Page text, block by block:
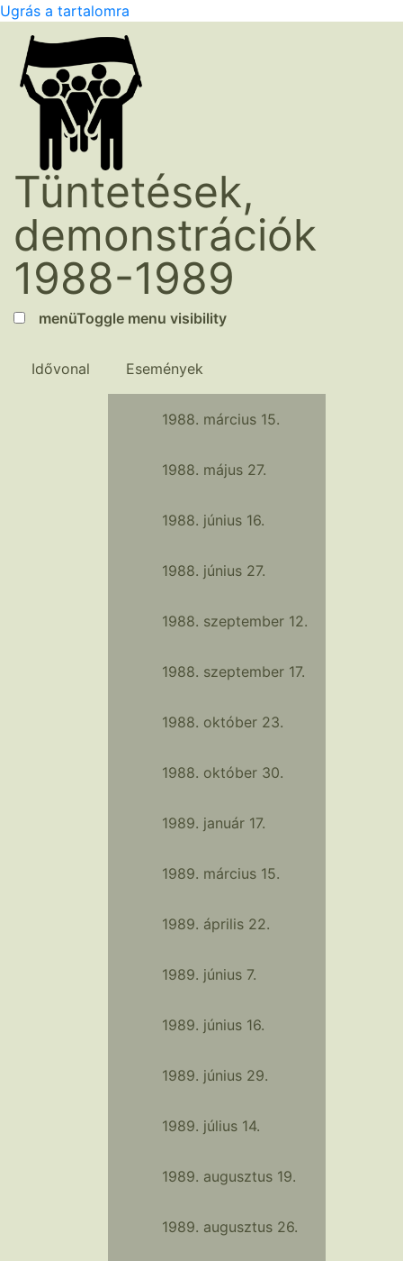
Ugrás a tartalomra
Tüntetések,
demonstrációk
1988-1989
menüToggle menu visibility
Idővonal Események
1988. március 15.
1988. május 27.
1988. június 16.
1988. június 27.
1988. szeptember 12.
1988. szeptember 17.
1988. október 23.
1988. október 30.
1989. január 17.
1989. március 15.
1989. április 22.
1989. június 7.
1989. június 16.
1989. június 29.
1989. július 14.
1989. augusztus 19.
1989. augusztus 26.